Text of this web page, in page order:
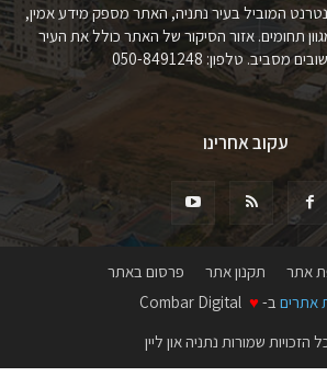
המוביל בעיר נתניה, האתר מספק מידע אמין,
תחומים. אזור הסיקור של האתר כולל את העיר
מסביב. טלפון: 050-8491248
עקוב אחרינו
אתר תקנון אתר
פרסום באתר
אתרים ב- ♥
הזכויות שמורות נתניה און ליין